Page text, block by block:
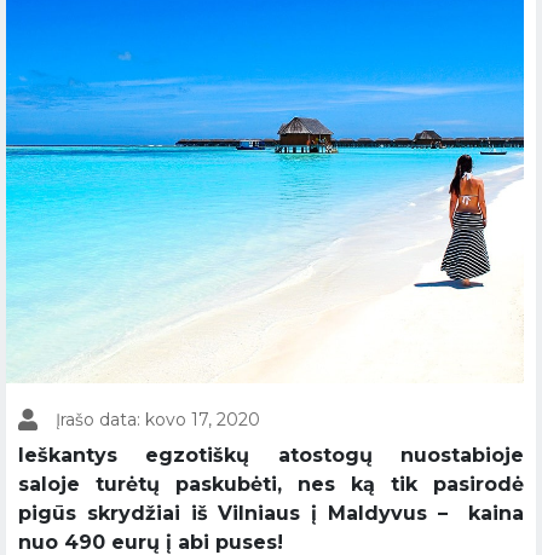
Įrašo data: kovo 17, 2020
Ieškantys egzotiškų atostogų nuostabioje
saloje turėtų paskubėti, nes ką tik pasirodė
pigūs skrydžiai iš Vilniaus į Maldyvus – kaina
nuo 490 eurų į abi puses!